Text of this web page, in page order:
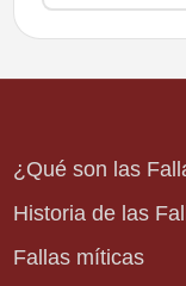
¿Qué son las
Historia de las
Fallas míticas